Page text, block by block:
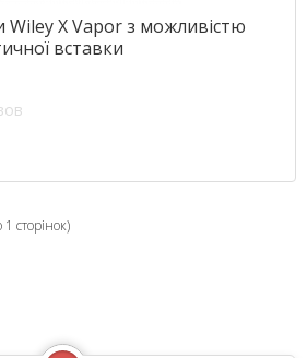
Wiley X Vapor з можливістю
вставки
сторінок)